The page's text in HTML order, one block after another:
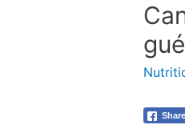
Share